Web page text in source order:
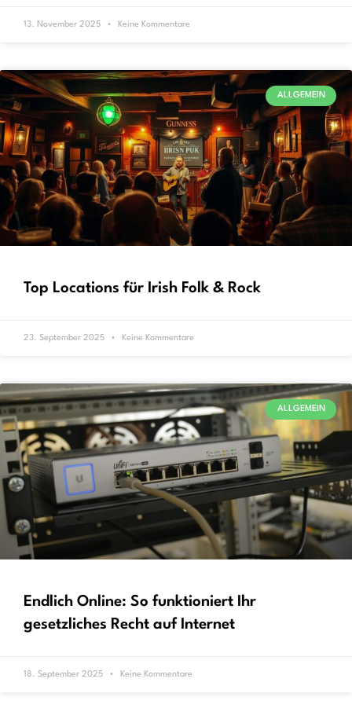
13. November 2025 Keine Kommentare
ALLGEMEIN
Top Locations für Irish Folk & Rock
23. September 2025 Keine Kommentare
ALLGEMEIN
Endlich Online: So funktioniert Ihr
gesetzliches Recht auf Internet
18. September 2025 Keine Kommentare